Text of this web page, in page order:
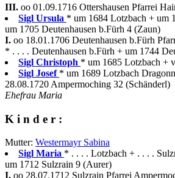
III. oo 01.09.1716 Ottershausen Pfarrei
Sigl Ursula * um 1684 Lotzbach + um
um 1705 Deutenhausen b.Fürh 4 (Zaun)
I. oo 18.01.1706 Deutenhausen b.Fürh
* . . . . Deutenhausen b.Fürh + um 1744
Sigl Christoph * um 1685 Lotzbach +
Sigl Josef * um 1689 Lotzbach
28.08.1720 Ampermoching 32 (Schänderl)
Ehefrau Maria
K i n d e r :
Mutter: Westermayr Sabina
Sigl Maria * . . . . Lotzbach + . . . .
um 1712 Sulzrain 9 (Aurer)
I. oo 28.07.1712 Sulzrain Pfarrei